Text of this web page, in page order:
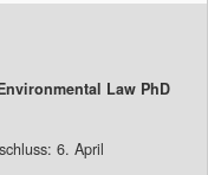
Law PhD
6. April